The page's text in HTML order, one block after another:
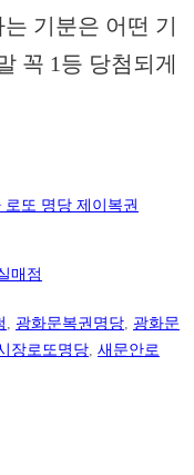
기분은 어떤 기
꼭 1등 당첨되게
또 명당 제이복권
매점
광화문복권명당 광화문
장로또명당 새문안로